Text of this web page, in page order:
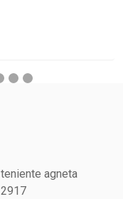
teniente agneta
2917